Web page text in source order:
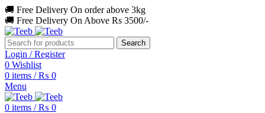
🚚 Free Delivery On order above 3kg
🚚 Free Delivery On Above Rs 3500/-
Search
Login / Register
0 Wishlist
0 items / ₨ 0
Menu
0 items / ₨ 0